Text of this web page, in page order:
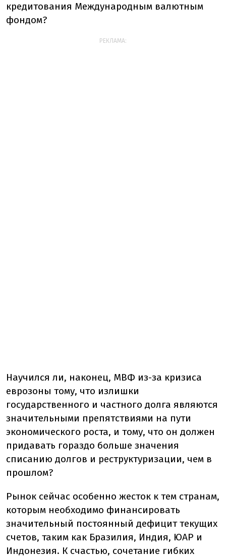
кредитования Международным валютным
фондом?
РЕКЛАМА:
Научился ли, наконец, МВФ из-за кризиса
еврозоны тому, что излишки
государственного и частного долга являются
значительными препятствиями на пути
экономического роста, и тому, что он должен
придавать гораздо больше значения
списанию долгов и реструктуризации, чем в
прошлом?
Рынок сейчас особенно жесток к тем странам,
которым необходимо финансировать
значительный постоянный дефицит текущих
счетов, таким как Бразилия, Индия, ЮАР и
Индонезия. К счастью, сочетание гибких